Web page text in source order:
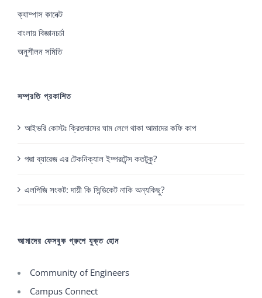
ক্যাম্পাস কানেক্ট
বাংলায় বিজ্ঞানচর্চা
অনুশীলন সমিতি
সম্প্রতি প্রকাশিত
আইভরি কোস্টঃ ক্রিতদাসের ঘাম লেগে থাকা আমাদের কফি কাপ
পদ্মা ব্যারেজ এর টেকনিক্যাল ইম্পরটেন্স কতটুকু?
এলপিজি সংকট: দায়ী কি সিন্ডিকেট নাকি অন্যকিছু?
আমাদের ফেসবুক গ্রুপে যুক্ত হোন
Community of Engineers
Campus Connect